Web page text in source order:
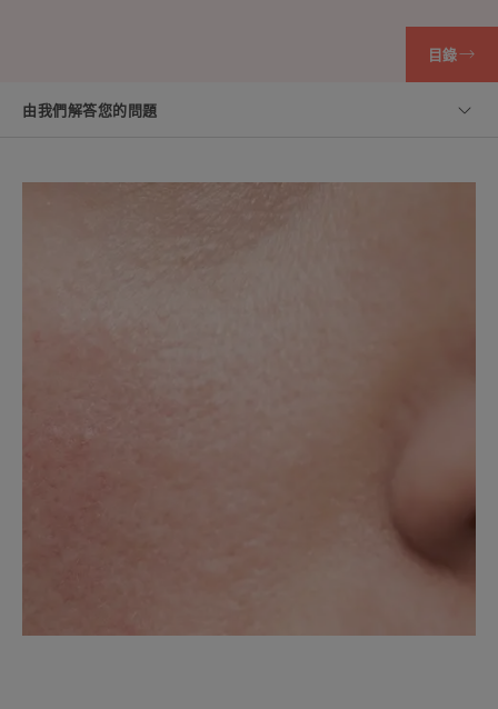
目錄
由我們解答您的問題